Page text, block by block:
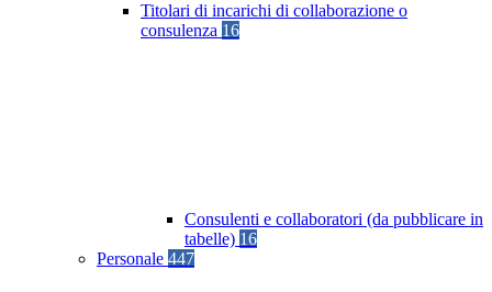
Titolari di incarichi di collaborazione o
consulenza 16
Consulenti e collaboratori (da pubblicare in
tabelle) 16
Personale 447